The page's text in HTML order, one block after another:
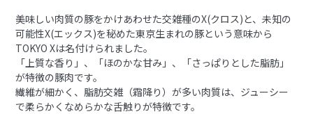
美味しい肉質の豚をかけあわせた交雑種のX(クロス)と、未知の
可能性X(エックス)を秘めた東京生まれの豚という意味から
TOKYO Xは名付けられました。
「上質な香り」、「ほのかな甘み」、「さっぱりとした脂肪」
が特徴の豚肉です。
繊維が細かく、脂肪交雑（霜降り）が多い肉質は、ジューシー
で柔らかくなめらかな舌触りが特徴です。